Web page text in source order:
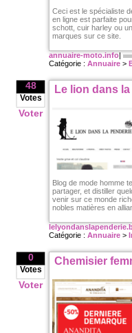
Ceci est le spécialiste
en ligne est parfaite
schott, cuir harley ou
marques sur ce site.
annuaire-moto.info|
Catégorie : Annuaire>
48
Votes
Voter
Le lion dans
Blog de mode homme
partager, et distiller
venir sur ce monde
nobles matières en
Catégorie : Annuaire>
0
Votes
Voter
Chemisier